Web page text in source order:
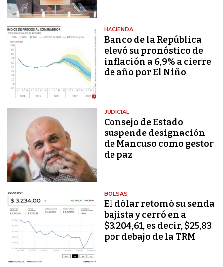
HACIENDA
Banco de la República
elevó su pronóstico de
inflación a 6,9% a cierre
de año por El Niño
JUDICIAL
Consejo de Estado
suspende designación
de Mancuso como gestor
de paz
BOLSAS
El dólar retomó su senda
bajista y cerró en a
$3.204,61, es decir, $25,83
por debajo de la TRM